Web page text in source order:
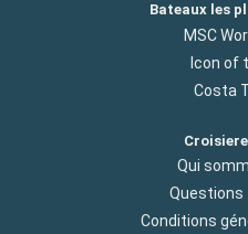
Bateaux les
MSC
Icon of
Costa
Qui
Conditions